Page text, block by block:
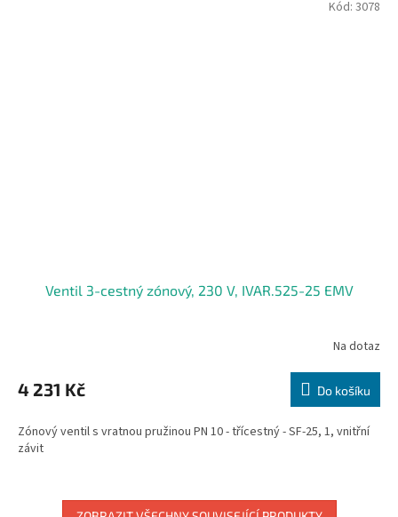
Ventil 3-cestný zónový, 230 V, IVAR.525-25 EMV
Na dotaz
4 231 Kč Do košíku
Zónový ventil s vratnou pružinou PN 10 - třícestný - SF-25, 1, vnitřní
závit
Kód: 3078